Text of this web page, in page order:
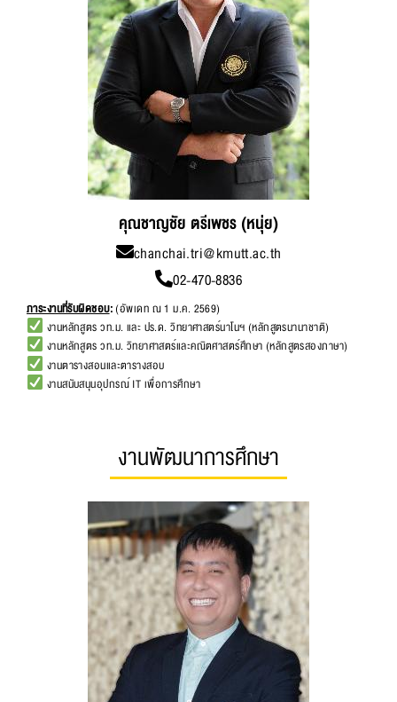
คุณชาญชัย ตรีเพชร (หนุ่ย)
chanchai.tri@kmutt.ac.th
02-470-8836
ภาระงานที่รับผิดชอบ:(อัพเดท ณ 1 ม.ค. 2569)
งานหลักสูตร วท.ม. และ ปร.ด. วิทยาศาสตร์นาโนฯ (หลักสูตรนานาชาติ)
งานหลักสูตร วท.ม. วิทยาศาสตร์และคณิตศาสตร์ศึกษา (หลักสูตรสองภาษา)
งานตารางสอนและตารางสอบ
งานสนับสนุนอุปกรณ์ IT เพื่อการศึกษา
งานพัฒนาการศึกษา